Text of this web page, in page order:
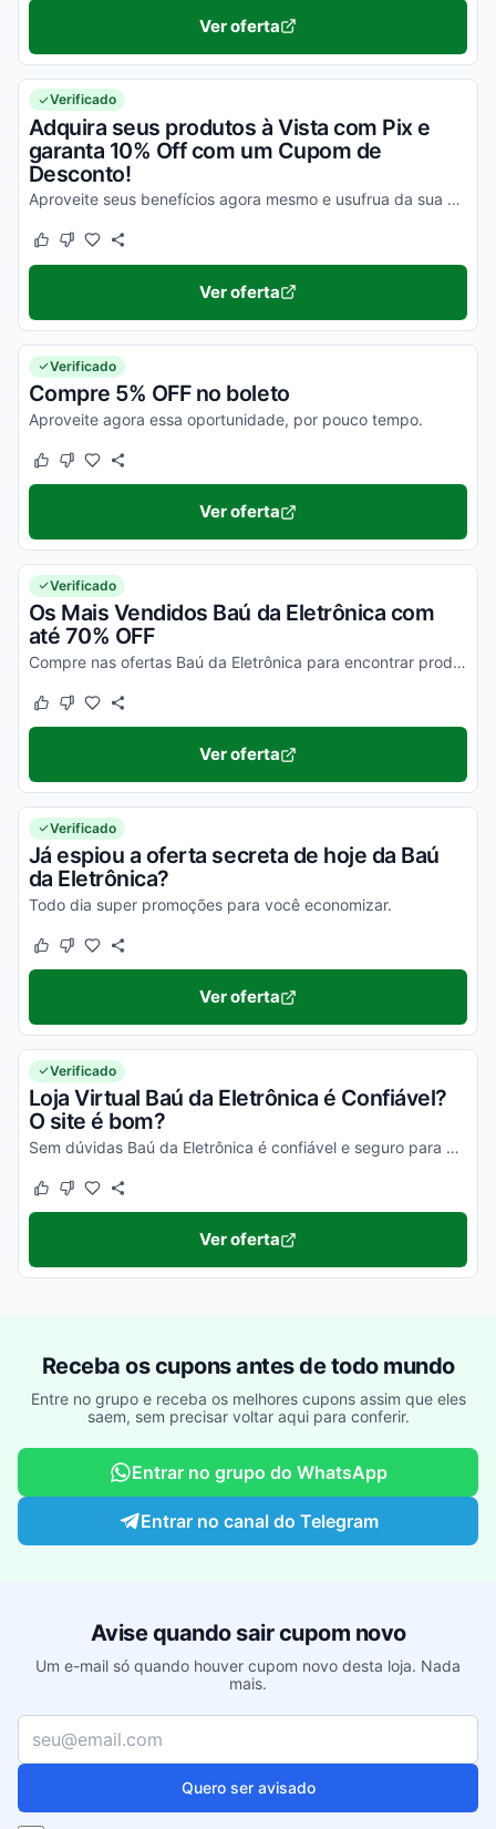
Ver oferta
Verificado
Adquira seus produtos à Vista com Pix e
garanta 10% Off com um Cupom de
Desconto!
Aproveite seus benefícios agora mesmo e usufrua da sua máxima economia!
Este cupom funcionou
Este cupom não funcionou
Ver oferta
Verificado
Compre 5% OFF no boleto
Aproveite agora essa oportunidade, por pouco tempo.
Este cupom funcionou
Este cupom não funcionou
Ver oferta
Verificado
Os Mais Vendidos Baú da Eletrônica com
até 70% OFF
Compre nas ofertas Baú da Eletrônica para encontrar produtos com o máximo desconto!
Este cupom funcionou
Este cupom não funcionou
Ver oferta
Verificado
Já espiou a oferta secreta de hoje da Baú
da Eletrônica?
Todo dia super promoções para você economizar.
Este cupom funcionou
Este cupom não funcionou
Ver oferta
Verificado
Loja Virtual Baú da Eletrônica é Confiável?
O site é bom?
Sem dúvidas Baú da Eletrônica é confiável e seguro para comprar. Pesquisando no Reclame Aqui Baú da Eletrônica para ver as reclamações dos clientes, você vai ver que a empresa é co...
Este cupom funcionou
Este cupom não funcionou
Ver oferta
Receba os cupons antes de todo mundo
Entre no grupo e receba os melhores cupons assim que eles
saem, sem precisar voltar aqui para conferir.
Entrar no grupo do WhatsApp
Entrar no canal do Telegram
Avise quando sair cupom novo
Um e-mail só quando houver cupom novo desta loja. Nada
mais.
Quero ser avisado